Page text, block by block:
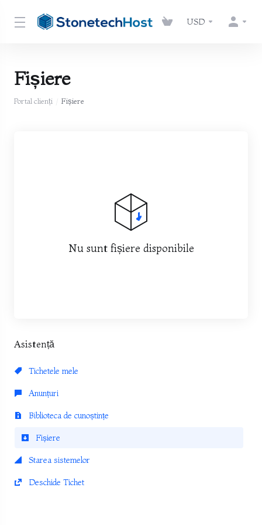
USD
Fișiere
Portal clienți Fișiere
Asistență
Tichetele mele
Anunțuri
Biblioteca de cunoștințe
Fișiere
Starea sistemelor
Deschide Tichet
Nu sunt fișiere disponibile